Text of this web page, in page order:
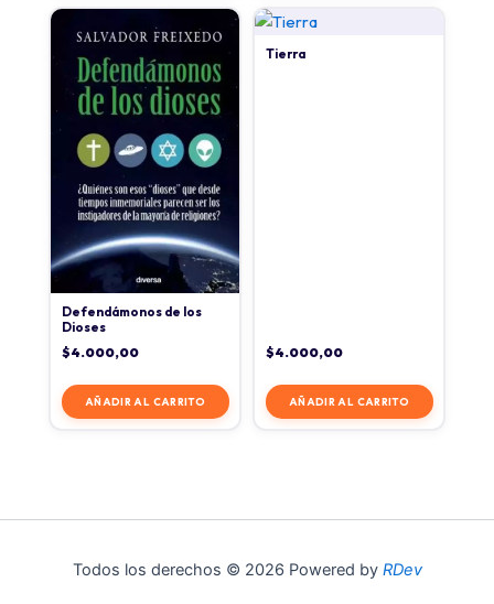
Defendámonos de los
Dioses
$4.000,00
AÑADIR AL CARRITO
Tierra
$4.000,00
AÑADIR AL CARRITO
Todos los derechos © 2026 Powered by RDev